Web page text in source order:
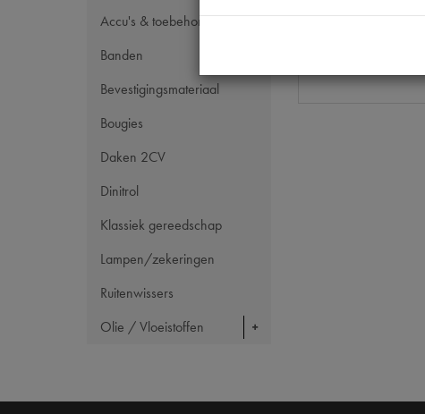
Accu's & toebehoren
Banden
Bevestigingsmateriaal
Bougies
Daken 2CV
Dinitrol
Klassiek gereedschap
Lampen/zekeringen
Ruitenwissers
Olie / Vloeistoffen